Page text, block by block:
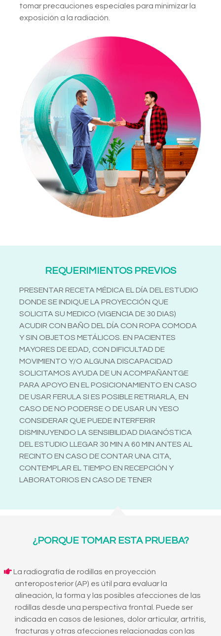
tomar precauciones especiales para minimizar la
exposición a la radiación.
REQUERIMIENTOS PREVIOS
PRESENTAR RECETA MÉDICA EL DÍA DEL ESTUDIO
DONDE SE INDIQUE LA PROYECCIÓN QUE
SOLICITA SU MEDICO (VIGENCIA DE 30 DIAS)
ACUDIR CON BAÑO DEL DÍA CON ROPA COMODA
Y SIN OBJETOS METÁLICOS. EN PACIENTES
MAYORES DE EDAD, CON DIFICULTAD DE
MOVIMIENTO Y/O ALGUNA DISCAPACIDAD
SOLICITAMOS AYUDA DE UN ACOMPAÑANTGE
PARA APOYO EN EL POSICIONAMIENTO EN CASO
DE USAR FERULA SI ES POSIBLE RETRIARLA, EN
CASO DE NO PODERSE O DE USAR UN YESO
CONSIDERAR QUE PUEDE INTERFERIR
DISMINUYENDO LA SENSIBILIDAD DIAGNÓSTICA
DEL ESTUDIO LLEGAR 30 MIN A 60 MIN ANTES AL
RECINTO EN CASO DE CONTAR UNA CITA,
CONTEMPLAR EL TIEMPO EN RECEPCIÓN Y
LABORATORIOS EN CASO DE TENER
¿PORQUE TOMAR ESTA PRUEBA?
La radiografía de rodillas en proyección
anteroposterior (AP) es útil para evaluar la
alineación, la forma y las posibles afecciones de las
rodillas desde una perspectiva frontal. Puede ser
indicada en casos de lesiones, dolor articular, artritis,
fracturas y otras afecciones relacionadas con las